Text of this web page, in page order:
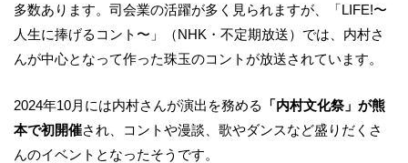
多数あります。司会業の活躍が多く見られますが、「LIFE!〜
人生に捧げるコント〜」（NHK・不定期放送）では、内村さ
んが中心となって作った珠玉のコントが放送されています。
2024年10月には内村さんが演出を務める
「内村文化祭」が熊
本で初開催され、コントや漫談、歌やダンスなど盛りだくさ
んのイベントとなったそうです。